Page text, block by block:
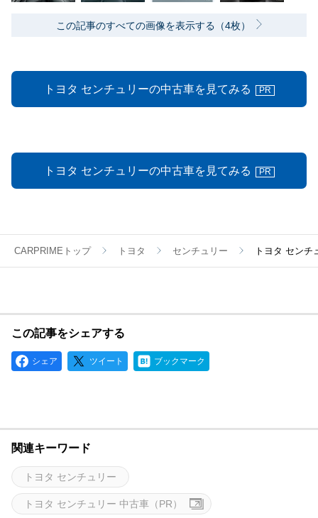
この記事のすべての画像を表示する（4枚）
トヨタ センチュリーの中古車を見てみる PR
トヨタ センチュリーの中古車を見てみる PR
CARPRIMEトップ トヨタ センチュリー トヨタ センチ
この記事をシェアする
シェア ツイート ブックマーク
関連キーワード
トヨタ センチュリー
トヨタ センチュリー 中古車（PR）